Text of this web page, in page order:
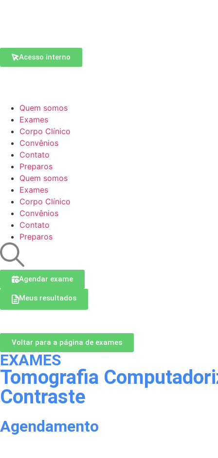
Acesso interno
Quem somos
Exames
Corpo Clínico
Convênios
Contato
Preparos
Quem somos
Exames
Corpo Clínico
Convênios
Contato
Preparos
Agendar exame
Meus resultados
Voltar para a página de exames
EXAMES
Tomografia
Contraste
Agendamento